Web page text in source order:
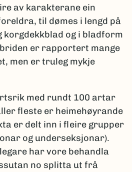
av karakterane ein
til dømes i lengd på
korgdekkblad og i bladform
er rapportert mange
men er truleg mykje
med rundt 100 artar
fleste er heimehøyrande
er delt inn i fleire grupper
og underseksjonar).
har vore behandla
no splitta ut frå